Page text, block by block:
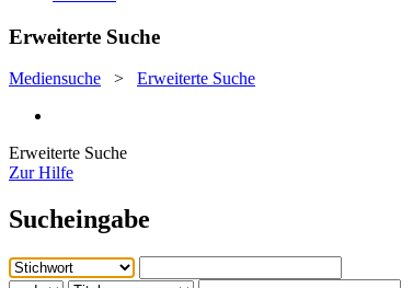
Erweiterte Suche
Mediensuche > Erweiterte Suche
Erweiterte Suche
Zur Hilfe
Sucheingabe